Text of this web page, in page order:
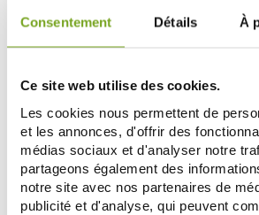
Consentement Détails À
Ce site web utilise des cookies.
Les cookies nous permettent de
et les annonces, d'offrir des
médias sociaux et d'analyser notre
partageons également des
notre site avec nos partenaires de
publicité et d'analyse, qui peuvent